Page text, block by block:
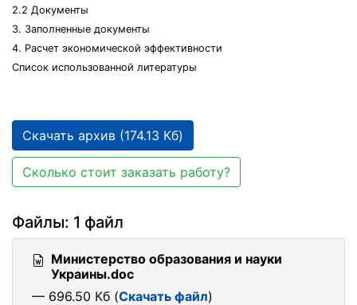
2.2 Документы
3. Заполненные документы
4. Расчет экономической эффективности
Список использованной литературы
Скачать архив (174.13 Кб)
Сколько стоит заказать работу?
Файлы: 1 файл
Министерство образования и науки
Украины.doc
— 696.50 Кб (Скачать файл)